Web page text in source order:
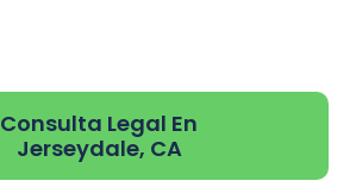
Consulta Legal En
Jerseydale, CA